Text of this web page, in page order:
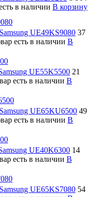
в наличии В корзину
UE49KS9080 37
есть в наличии В
UE55K5500 21
есть в наличии В
UE65KU6500 49
есть в наличии В
UE40K6300 14
есть в наличии В
UE65KS7080 54